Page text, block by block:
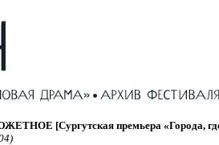
[Сургутская премьера «Города, где